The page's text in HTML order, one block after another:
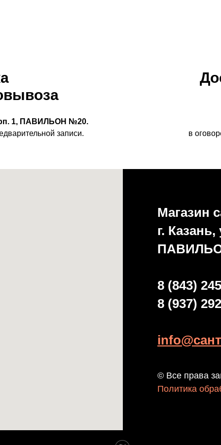
1, ПАВИЛЬОН №20.
записи.
в
Магазин
г.
8 (843)
8 (937)
© Все права
Политика